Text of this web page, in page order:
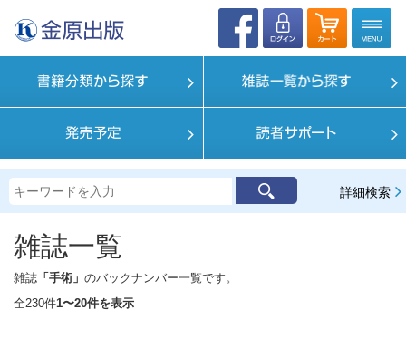
詳細検索
雑誌一覧
雑誌 「手術」 のバックナンバー一覧です。
全230件1〜20件を表示